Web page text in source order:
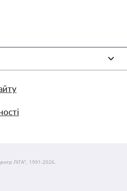
ЛІГА", 1991-2026.